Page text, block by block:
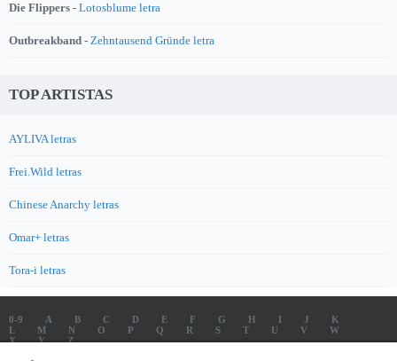
Die Flippers - Lotosblume letra
Outbreakband - Zehntausend Gründe letra
TOP ARTISTAS
AYLIVA letras
Frei.Wild letras
Chinese Anarchy letras
Omar+ letras
Tora-i letras
0-9 A B C D E F G H I J
K
L
M N O P Q R S T U V
W
X
Y
Z